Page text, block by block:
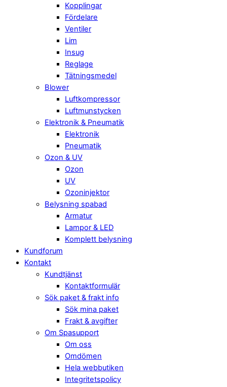
Kopplingar
Fördelare
Ventiler
Lim
Insug
Reglage
Tätningsmedel
Blower
Luftkompressor
Luftmunstycken
Elektronik & Pneumatik
Elektronik
Pneumatik
Ozon & UV
Ozon
UV
Ozoninjektor
Belysning spabad
Armatur
Lampor & LED
Komplett belysning
Kundforum
Kontakt
Kundtjänst
Kontaktformulär
Sök paket & frakt info
Sök mina paket
Frakt & avgifter
Om Spasupport
Om oss
Omdömen
Hela webbutiken
Integritetspolicy